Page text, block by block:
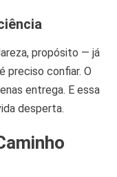
propósito — já
preciso confiar. O
entrega. E essa
desperta.